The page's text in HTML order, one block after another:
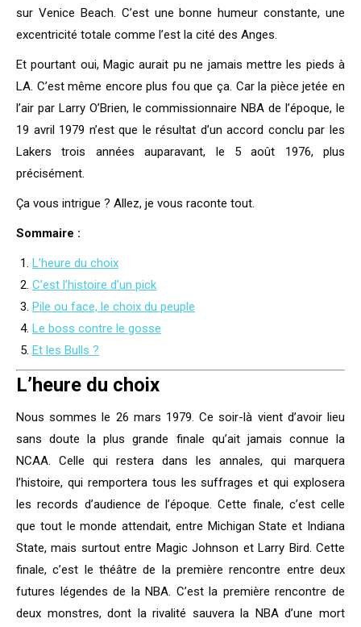
sur Venice Beach. C’est une bonne humeur constante, une
excentricité totale comme l’est la cité des Anges.
Et pourtant oui, Magic aurait pu ne jamais mettre les pieds à
LA. C’est même encore plus fou que ça. Car la pièce jetée en
l’air par Larry O’Brien, le commissionnaire NBA de l’époque, le
19 avril 1979 n’est que le résultat d’un accord conclu par les
Lakers trois années auparavant, le 5 août 1976, plus
précisément.
Ça vous intrigue ? Allez, je vous raconte tout.
Sommaire :
L’heure du choix
C’est l’histoire d’un pick
Pile ou face, le choix du peuple
Le boss contre le gosse
Et les Bulls ?
L’heure du choix
Nous sommes le 26 mars 1979. Ce soir-là vient d’avoir lieu
sans doute la plus grande finale qu’ait jamais connue la
NCAA. Celle qui restera dans les annales, qui marquera
l’histoire, qui remportera tous les suffrages et qui explosera
les records d’audience de l’époque. Cette finale, c’est celle
que tout le monde attendait, entre Michigan State et Indiana
State, mais surtout entre Magic Johnson et Larry Bird. Cette
finale, c’est le théâtre de la première rencontre entre deux
futures légendes de la NBA. C’est la première rencontre de
deux monstres, dont la rivalité sauvera la NBA d’une mort